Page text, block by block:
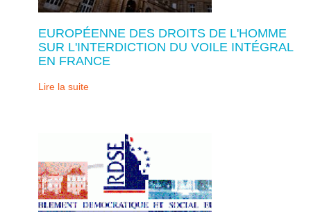
EUROPÉENNE DES DROITS DE L'HOMME
SUR L'INTERDICTION DU VOILE INTÉGRAL
EN FRANCE
Lire la suite